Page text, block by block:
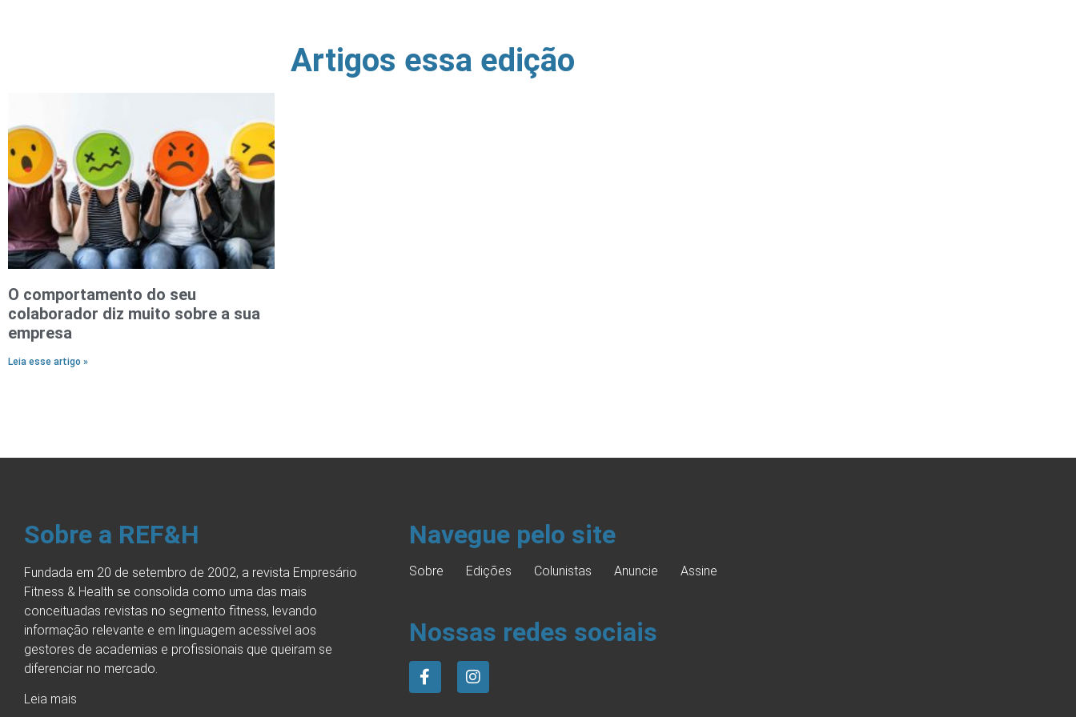
Artigos essa edição
O comportamento do seu
colaborador diz muito sobre a sua
empresa
Leia esse artigo »
Sobre a REF&H
Fundada em 20 de setembro de 2002, a revista Empresário
Fitness & Health se consolida como uma das mais
conceituadas revistas no segmento fitness, levando
informação relevante e em linguagem acessível aos
gestores de academias e profissionais que queiram se
diferenciar no mercado.
Leia mais
Navegue pelo site
Sobre Edições Colunistas Anuncie Assine
Nossas redes sociais